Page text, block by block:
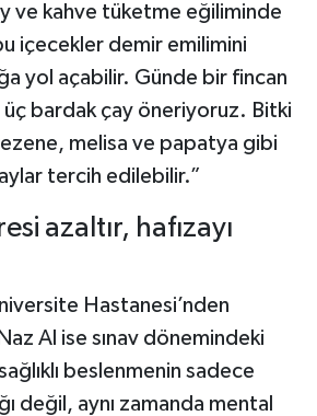
ve kahve tüketme eğiliminde
içecekler demir emilimini
yol açabilir. Günde bir fincan
üç bardak çay öneriyoruz. Bitki
melisa ve papatya gibi
tercih edilebilir.”
azaltır, hafızayı
Hastanesi’nden
Al ise sınav dönemindeki
beslenmenin sadece
değil, aynı zamanda mental